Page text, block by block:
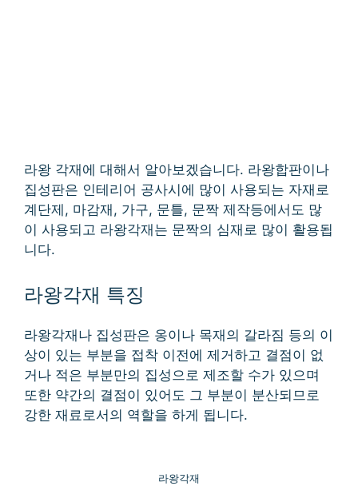
라왕 각재에 대해서 알아보겠습니다. 라왕합판이나
집성판은 인테리어 공사시에 많이 사용되는 자재로
계단제, 마감재, 가구, 문틀, 문짝 제작등에서도 많
이 사용되고 라왕각재는 문짝의 심재로 많이 활용됩
니다.
라왕각재 특징
라왕각재나 집성판은 옹이나 목재의 갈라짐 등의 이
상이 있는 부분을 접착 이전에 제거하고 결점이 없
거나 적은 부분만의 집성으로 제조할 수가 있으며
또한 약간의 결점이 있어도 그 부분이 분산되므로
강한 재료로서의 역할을 하게 됩니다.
라왕각재